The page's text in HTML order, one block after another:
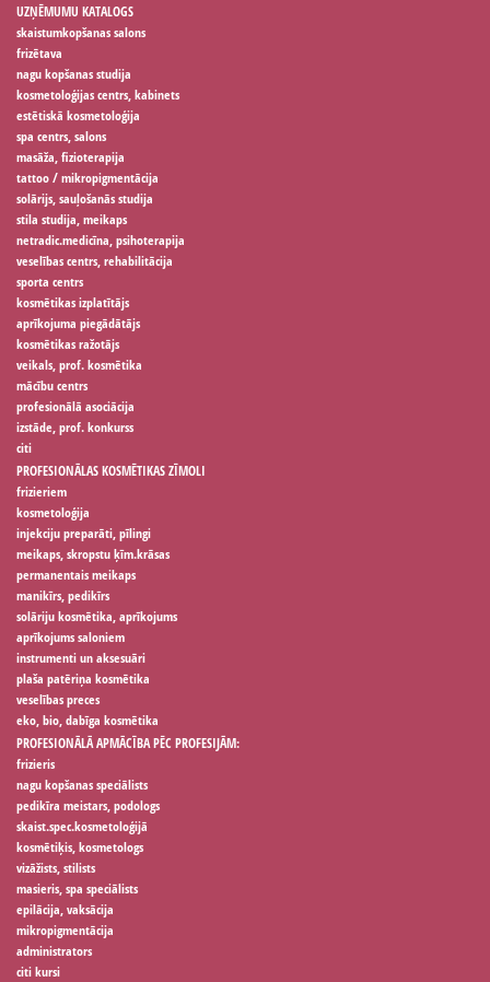
UZŅĒMUMU KATALOGS
skaistumkopšanas salons
frizētava
nagu kopšanas studija
kosmetoloģijas centrs, kabinets
estētiskā kosmetoloģija
spa centrs, salons
masāža, fizioterapija
tattoo / mikropigmentācija
solārijs, sauļošanās studija
stila studija, meikaps
netradic.medicīna, psihoterapija
veselības centrs, rehabilitācija
sporta centrs
kosmētikas izplatītājs
aprīkojuma piegādātājs
kosmētikas ražotājs
veikals, prof. kosmētika
mācību centrs
profesionālā asociācija
izstāde, prof. konkurss
citi
PROFESIONĀLAS KOSMĒTIKAS ZĪMOLI
frizieriem
kosmetoloģija
injekciju preparāti, pīlingi
meikaps, skropstu ķīm.krāsas
permanentais meikaps
manikīrs, pedikīrs
solāriju kosmētika, aprīkojums
aprīkojums saloniem
instrumenti un aksesuāri
plaša patēriņa kosmētika
veselības preces
eko, bio, dabīga kosmētika
PROFESIONĀLĀ APMĀCĪBA PĒC PROFESIJĀM:
frizieris
nagu kopšanas speciālists
pedikīra meistars, podologs
skaist.spec.kosmetoloģijā
kosmētiķis, kosmetologs
vizāžists, stilists
masieris, spa speciālists
epilācija, vaksācija
mikropigmentācija
administrators
citi kursi